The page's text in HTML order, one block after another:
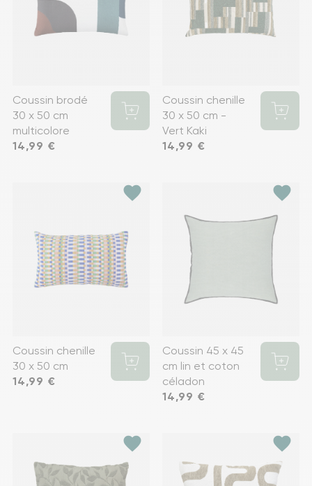
Coussin brodé
30 x 50 cm
multicolore
Prix
14,99 €
Coussin chenille
30 x 50 cm -
Vert Kaki
Prix
14,99 €
favorite
Coussin chenille
30 x 50 cm
Prix
14,99 €
favorite
Coussin 45 x 45
cm lin et coton
céladon
Prix
14,99 €
favorite favorite